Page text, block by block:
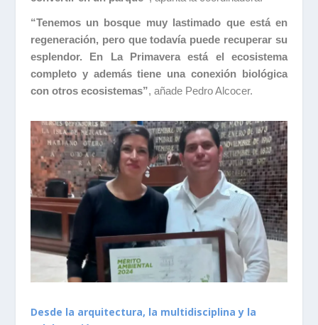
“Tenemos un bosque muy lastimado que está en
regeneración, pero que todavía puede recuperar su
esplendor. En La Primavera está el ecosistema
completo y además tiene una conexión biológica
con otros ecosistemas”, añade Pedro Alcocer.
Desde la arquitectura, la multidisciplina y la